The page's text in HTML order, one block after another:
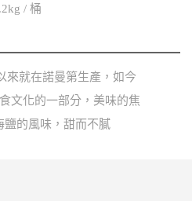
/ 桶
來就在諾曼第生產，如今
文化的一部分，美味的焦
鹽的風味，甜而不膩